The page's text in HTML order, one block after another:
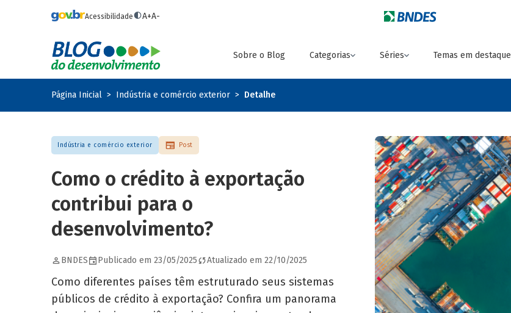
Acessibilidade A+A-
Sobre o Blog Categorias Séries Temas em destaque
Página Inicial Indústria e comércio exterior Detalhe
Indústria e comércio exterior Post
Como o crédito à exportação
contribui para o
desenvolvimento?
BNDES Publicado em 23/05/2025 Atualizado em 22/10/2025
Como diferentes países têm estruturado seus sistemas
públicos de crédito à exportação? Confira um panorama